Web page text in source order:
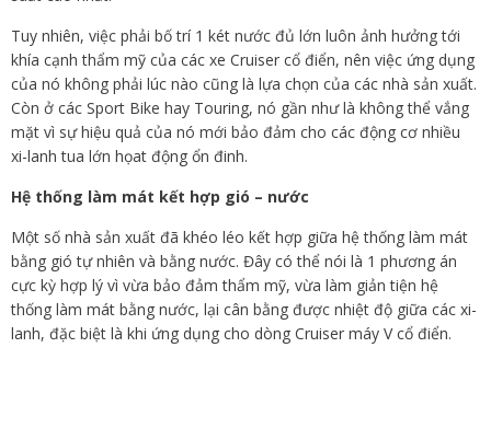
Tuy nhiên, việc phải bố trí 1 két nước đủ lớn luôn ảnh hưởng tới
khía cạnh thẩm mỹ của các xe Cruiser cổ điển, nên việc ứng dụng
của nó không phải lúc nào cũng là lựa chọn của các nhà sản xuất.
Còn ở các Sport Bike hay Touring, nó gần như là không thể vắng
mặt vì sự hiệu quả của nó mới bảo đảm cho các động cơ nhiều
xi-lanh tua lớn họat động ổn đinh.
Hệ thống làm mát kết hợp gió – nước
Một số nhà sản xuất đã khéo léo kết hợp giữa hệ thống làm mát
bằng gió tự nhiên và bằng nước. Đây có thể nói là 1 phương án
cực kỳ hợp lý vì vừa bảo đảm thẩm mỹ, vừa làm giản tiện hệ
thống làm mát bằng nước, lại cân bằng được nhiệt độ giữa các xi-
lanh, đặc biệt là khi ứng dụng cho dòng Cruiser máy V cổ điển.